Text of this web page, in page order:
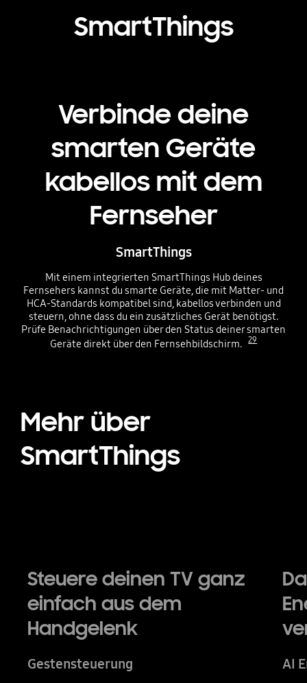
SmartThings
Verbinde deine
smarten Geräte
kabellos mit dem
Fernseher
SmartThings
Mit einem integrierten SmartThings Hub deines
Fernsehers kannst du smarte Geräte, die mit Matter- und
HCA-Standards kompatibel sind, kabellos verbinden und
steuern, ohne dass du ein zusätzliches Gerät benötigst.
Prüfe Benachrichtigungen über den Status deiner smarten
Geräte direkt über den Fernsehbildschirm.
29
Mehr über
SmartThings
Steuere deinen TV ganz
einfach aus dem
Handgelenk
Gestensteuerung AI